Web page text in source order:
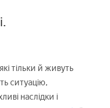
тільки й живуть
ситуацію,
наслідки і